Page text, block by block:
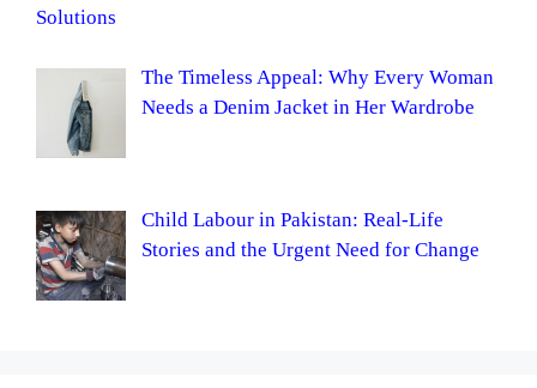
Solutions
The Timeless Appeal: Why Every Woman
Needs a Denim Jacket in Her Wardrobe
Child Labour in Pakistan: Real-Life
Stories and the Urgent Need for Change